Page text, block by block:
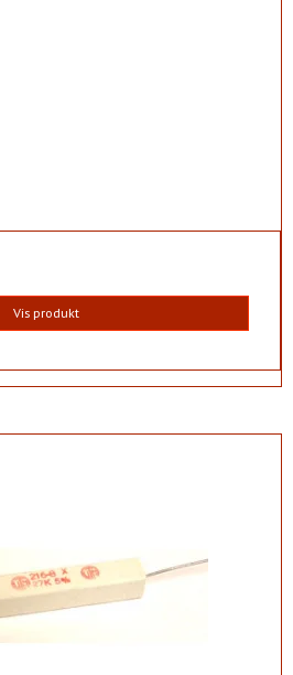
Vis produkt